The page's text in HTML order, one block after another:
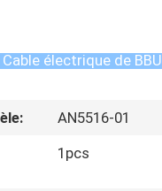
Cable électrique de BBU
AN5516-01
1pcs